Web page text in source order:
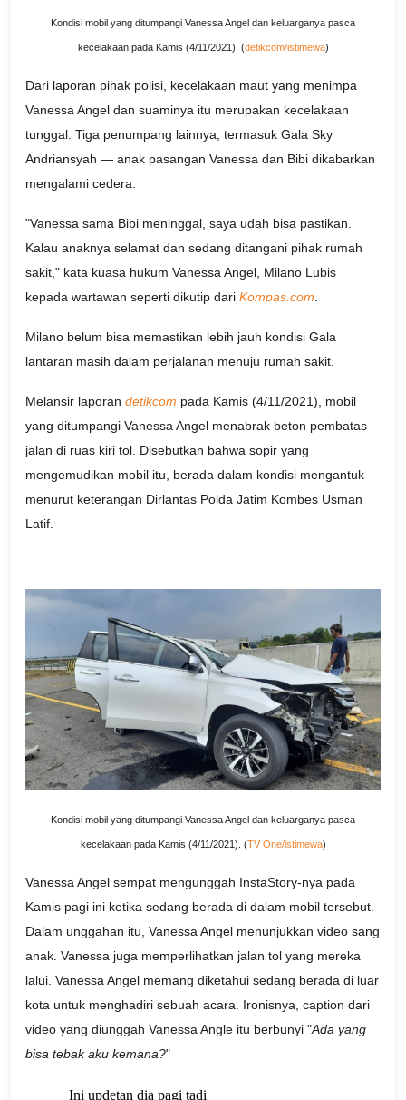
Kondisi mobil yang ditumpangi Vanessa Angel dan keluarganya pasca
kecelakaan pada Kamis (4/11/2021). (detikcom/istimewa)
Dari laporan pihak polisi, kecelakaan maut yang menimpa
Vanessa Angel dan suaminya itu merupakan kecelakaan
tunggal. Tiga penumpang lainnya, termasuk Gala Sky
Andriansyah — anak pasangan Vanessa dan Bibi dikabarkan
mengalami cedera.
"Vanessa sama Bibi meninggal, saya udah bisa pastikan.
Kalau anaknya selamat dan sedang ditangani pihak rumah
sakit," kata kuasa hukum Vanessa Angel, Milano Lubis
kepada wartawan seperti dikutip dari Kompas.com.
Milano belum bisa memastikan lebih jauh kondisi Gala
lantaran masih dalam perjalanan menuju rumah sakit.
Melansir laporan detikcom pada Kamis (4/11/2021), mobil
yang ditumpangi Vanessa Angel menabrak beton pembatas
jalan di ruas kiri tol. Disebutkan bahwa sopir yang
mengemudikan mobil itu, berada dalam kondisi mengantuk
menurut keterangan Dirlantas Polda Jatim Kombes Usman
Latif.
Kondisi mobil yang ditumpangi Vanessa Angel dan keluarganya pasca
kecelakaan pada Kamis (4/11/2021). (TV One/istimewa)
Vanessa Angel sempat mengunggah InstaStory-nya pada
Kamis pagi ini ketika sedang berada di dalam mobil tersebut.
Dalam unggahan itu, Vanessa Angel menunjukkan video sang
anak. Vanessa juga memperlihatkan jalan tol yang mereka
lalui. Vanessa Angel memang diketahui sedang berada di luar
kota untuk menghadiri sebuah acara. Ironisnya, caption dari
video yang diunggah Vanessa Angle itu berbunyi "Ada yang
bisa tebak aku kemana?"